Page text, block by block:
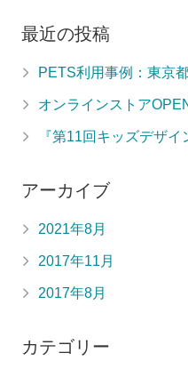
最近の投稿
PETS利用事例：東京
オンラインストア
『第11回キッズデザ
アーカイブ
2021年8月
2017年11月
2017年8月
カテゴリー